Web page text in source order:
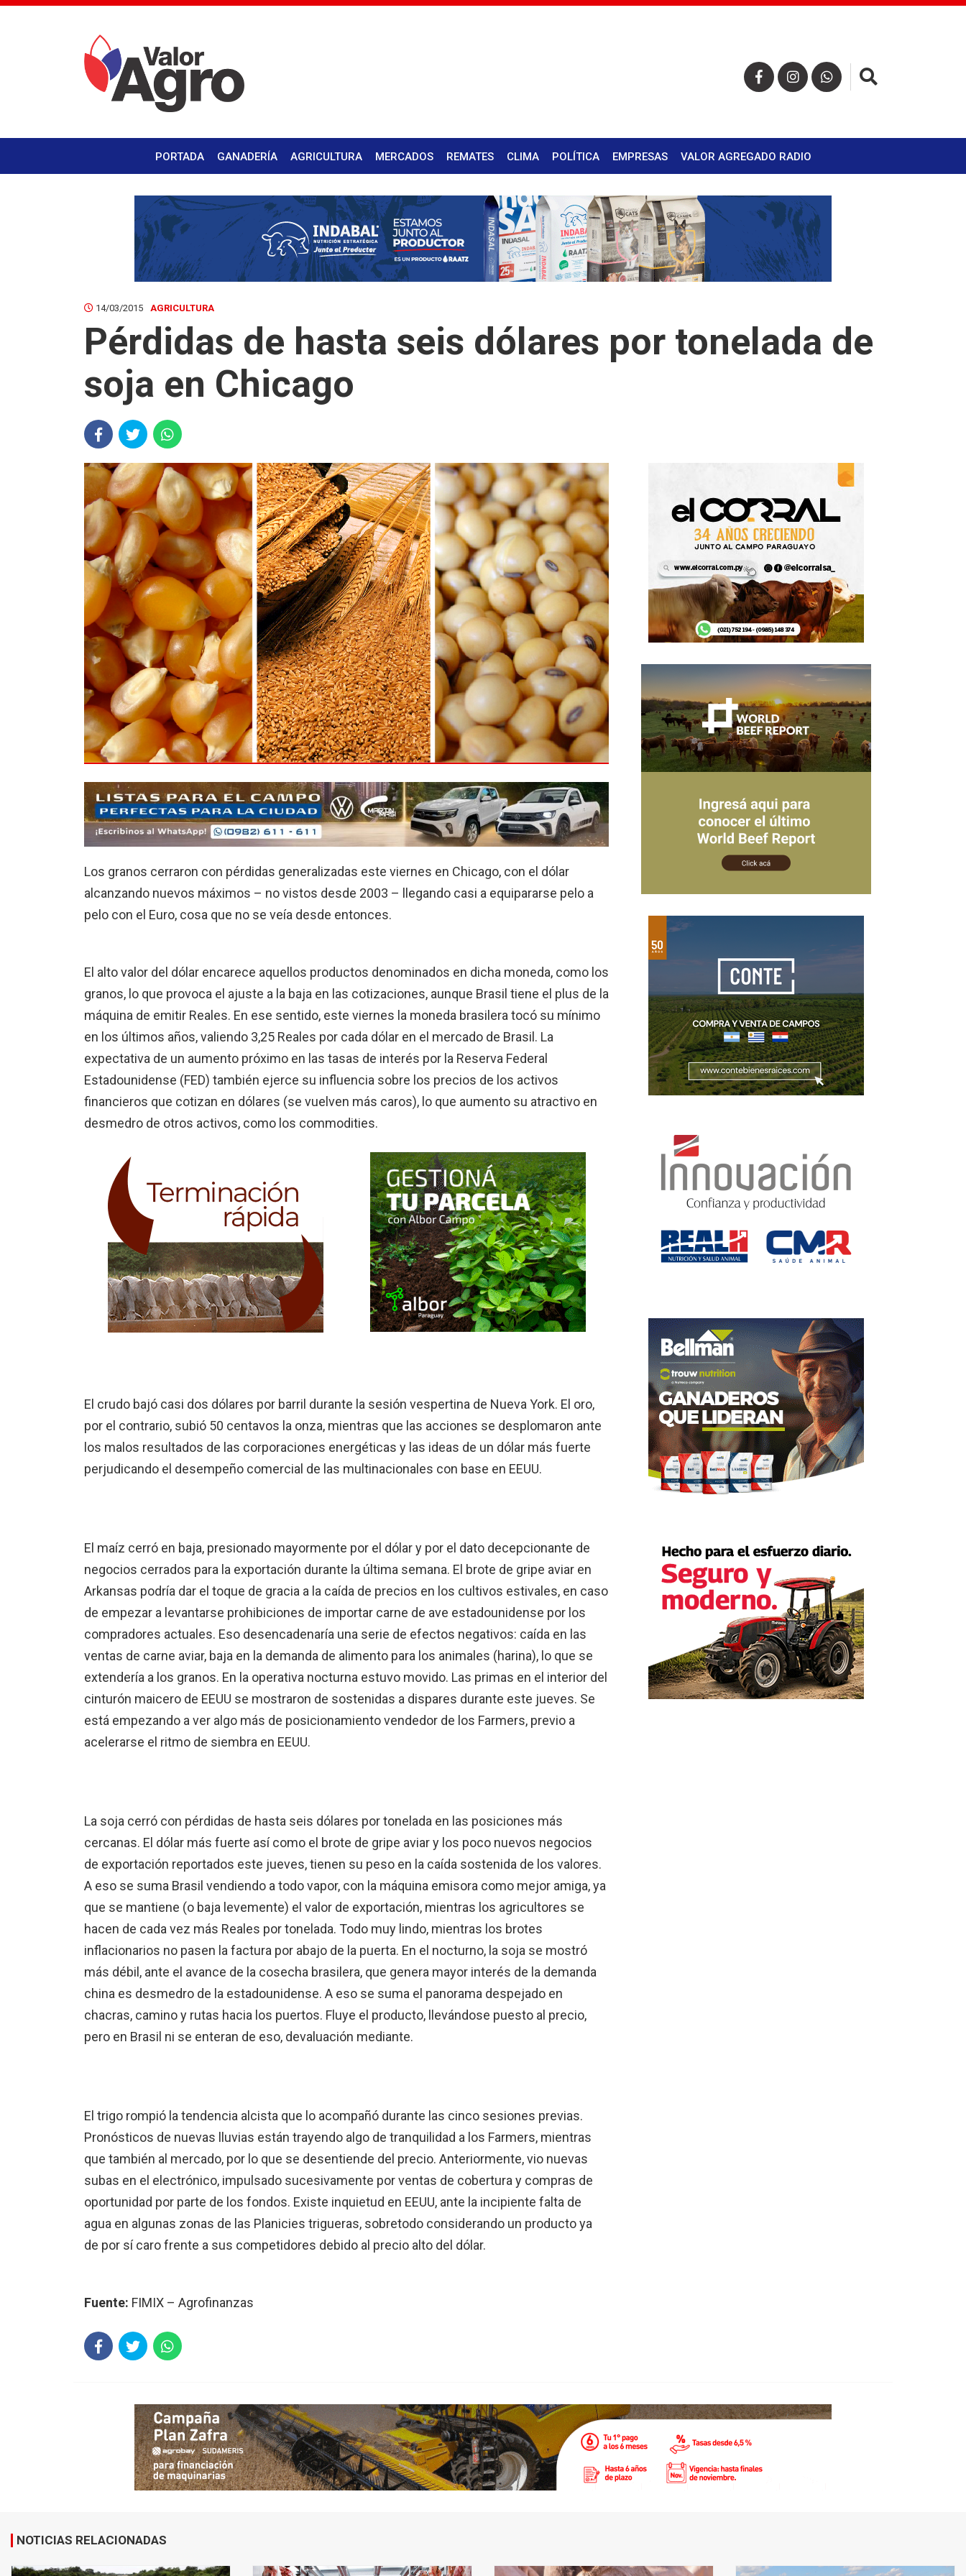
PORTADA GANADERÍA AGRICULTURA MERCADOS REMATES CLIMA POLÍTICA EMPRESAS VALOR AGREGADO RADIO
14/03/2015 AGRICULTURA
Pérdidas de hasta seis dólares por tonelada de
soja en Chicago
Los granos cerraron con pérdidas generalizadas este viernes en Chicago, con el dólar
alcanzando nuevos máximos – no vistos desde 2003 – llegando casi a equipararse pelo a
pelo con el Euro, cosa que no se veía desde entonces.
El alto valor del dólar encarece aquellos productos denominados en dicha moneda, como los
granos, lo que provoca el ajuste a la baja en las cotizaciones, aunque Brasil tiene el plus de la
máquina de emitir Reales. En ese sentido, este viernes la moneda brasilera tocó su mínimo
en los últimos años, valiendo 3,25 Reales por cada dólar en el mercado de Brasil. La
expectativa de un aumento próximo en las tasas de interés por la Reserva Federal
Estadounidense (FED) también ejerce su influencia sobre los precios de los activos
financieros que cotizan en dólares (se vuelven más caros), lo que aumento su atractivo en
desmedro de otros activos, como los commodities.
El crudo bajó casi dos dólares por barril durante la sesión vespertina de Nueva York. El oro,
por el contrario, subió 50 centavos la onza, mientras que las acciones se desplomaron ante
los malos resultados de las corporaciones energéticas y las ideas de un dólar más fuerte
perjudicando el desempeño comercial de las multinacionales con base en EEUU.
El maíz cerró en baja, presionado mayormente por el dólar y por el dato decepcionante de
negocios cerrados para la exportación durante la última semana. El brote de gripe aviar en
Arkansas podría dar el toque de gracia a la caída de precios en los cultivos estivales, en caso
de empezar a levantarse prohibiciones de importar carne de ave estadounidense por los
compradores actuales. Eso desencadenaría una serie de efectos negativos: caída en las
ventas de carne aviar, baja en la demanda de alimento para los animales (harina), lo que se
extendería a los granos. En la operativa nocturna estuvo movido. Las primas en el interior del
cinturón maicero de EEUU se mostraron de sostenidas a dispares durante este jueves. Se
está empezando a ver algo más de posicionamiento vendedor de los Farmers, previo a
acelerarse el ritmo de siembra en EEUU.
La soja cerró con pérdidas de hasta seis dólares por tonelada en las posiciones más
cercanas. El dólar más fuerte así como el brote de gripe aviar y los poco nuevos negocios
de exportación reportados este jueves, tienen su peso en la caída sostenida de los valores.
A eso se suma Brasil vendiendo a todo vapor, con la máquina emisora como mejor amiga, ya
que se mantiene (o baja levemente) el valor de exportación, mientras los agricultores se
hacen de cada vez más Reales por tonelada. Todo muy lindo, mientras los brotes
inflacionarios no pasen la factura por abajo de la puerta. En el nocturno, la soja se mostró
más débil, ante el avance de la cosecha brasilera, que genera mayor interés de la demanda
china es desmedro de la estadounidense. A eso se suma el panorama despejado en
chacras, camino y rutas hacia los puertos. Fluye el producto, llevándose puesto al precio,
pero en Brasil ni se enteran de eso, devaluación mediante.
El trigo rompió la tendencia alcista que lo acompañó durante las cinco sesiones previas.
Pronósticos de nuevas lluvias están trayendo algo de tranquilidad a los Farmers, mientras
que también al mercado, por lo que se desentiende del precio. Anteriormente, vio nuevas
subas en el electrónico, impulsado sucesivamente por ventas de cobertura y compras de
oportunidad por parte de los fondos. Existe inquietud en EEUU, ante la incipiente falta de
agua en algunas zonas de las Planicies trigueras, sobretodo considerando un producto ya
de por sí caro frente a sus competidores debido al precio alto del dólar.
Fuente: FIMIX – Agrofinanzas
NOTICIAS RELACIONADAS